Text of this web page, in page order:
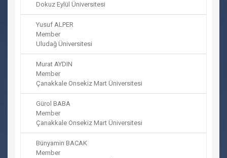
Dokuz Eylül Üniversitesi
Yusuf ALPER
Member
Uludağ Üniversitesi
Murat AYDIN
Member
Çanakkale Onsekiz Mart Üniversitesi
Gürol BABA
Member
Çanakkale Onsekiz Mart Üniversitesi
Bünyamin BACAK
Member